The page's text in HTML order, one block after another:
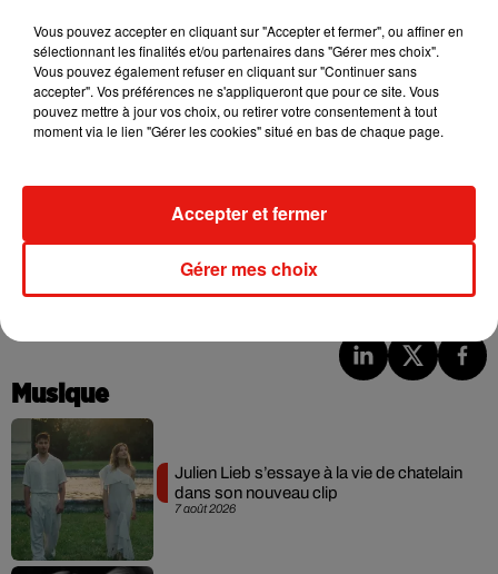
"Une vie de travail doit offrir une pension digne et donc toute
retraite pour une carrière complète devra être supérieure à 1
000 euros par mois", a ajouté le président. Sujet explosif,
Musique
7 août 2026
Julien Lieb s’essaye à la vie de chatelain
dans son nouveau clip
Vous pouvez accepter en cliquant sur "Accepter et fermer", ou affiner en
sélectionnant les finalités et/ou partenaires dans "Gérer mes choix".
Vous pouvez également refuser en cliquant sur "Continuer sans
accepter". Vos préférences ne s'appliqueront que pour ce site. Vous
pouvez mettre à jour vos choix, ou retirer votre consentement à tout
moment via le lien "Gérer les cookies" situé en bas de chaque page.
Gérer mes choix
Accepter et fermer